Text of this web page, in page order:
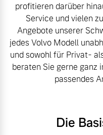
Angebot anfragen
Fahrzeug
profitieren darüber
Service und vielen
Angebote unserer
jedes Volvo Modell
und sowohl für Privat-
beraten Sie gerne ganz
passendes
Die